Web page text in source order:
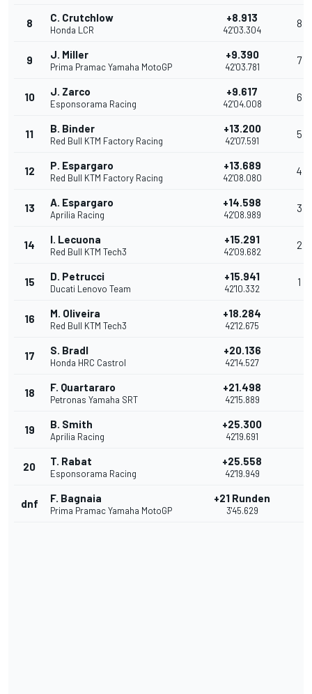
8 C. Crutchlow
Honda LCR
+8.913
42'03.304
8
9 J. Miller
Prima Pramac Yamaha MotoGP
+9.390
42'03.781
7
10 J. Zarco
Esponsorama Racing
+9.617
42'04.008
6
11 B. Binder
Red Bull KTM Factory Racing
+13.200
42'07.591
5
12 P. Espargaro
Red Bull KTM Factory Racing
+13.689
42'08.080
4
13 A. Espargaro
Aprilia Racing
+14.598
42'08.989
3
14 I. Lecuona
Red Bull KTM Tech3
+15.291
42'09.682
2
15 D. Petrucci
Ducati Lenovo Team
+15.941
42'10.332
1
16 M. Oliveira
Red Bull KTM Tech3
+18.284
42'12.675
17 S. Bradl
Honda HRC Castrol
+20.136
42'14.527
18 F. Quartararo
Petronas Yamaha SRT
+21.498
42'15.889
19 B. Smith
Aprilia Racing
+25.300
42'19.691
20 T. Rabat
Esponsorama Racing
+25.558
42'19.949
dnf F. Bagnaia
Prima Pramac Yamaha MotoGP
+21 Runden
3'45.629